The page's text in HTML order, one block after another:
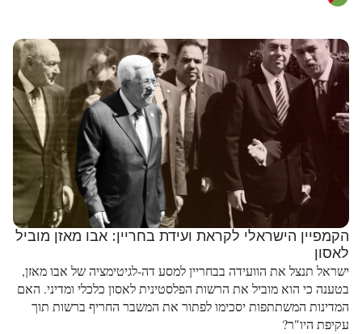
הקמפיין הישראלי לקראת ועידת בחריין: אבו מאזן מוביל
לאסון
ישראל תנצל את הוועידה בבחריין למסע דה-לגיטימציה של אבו מאזן,
בטענה כי הוא מוביל את הרשות הפלסטינית לאסון כלכלי ומדיני. האם
המדינות המשתתפות יסכימו לפתור את המשבר החריף ברשות תוך
עקיפת היו"ר?